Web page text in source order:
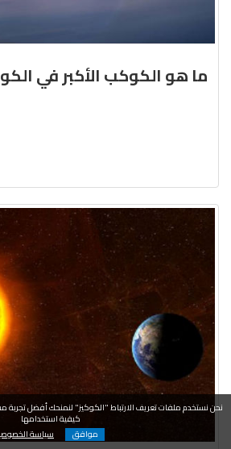
ما هو الكوكب الأكبر في
نحن نستخدم ملفات تعريف الارتباط "الكوكيز" لنمنحك أفضل
كيفية استخدامها
موافق
سياسة